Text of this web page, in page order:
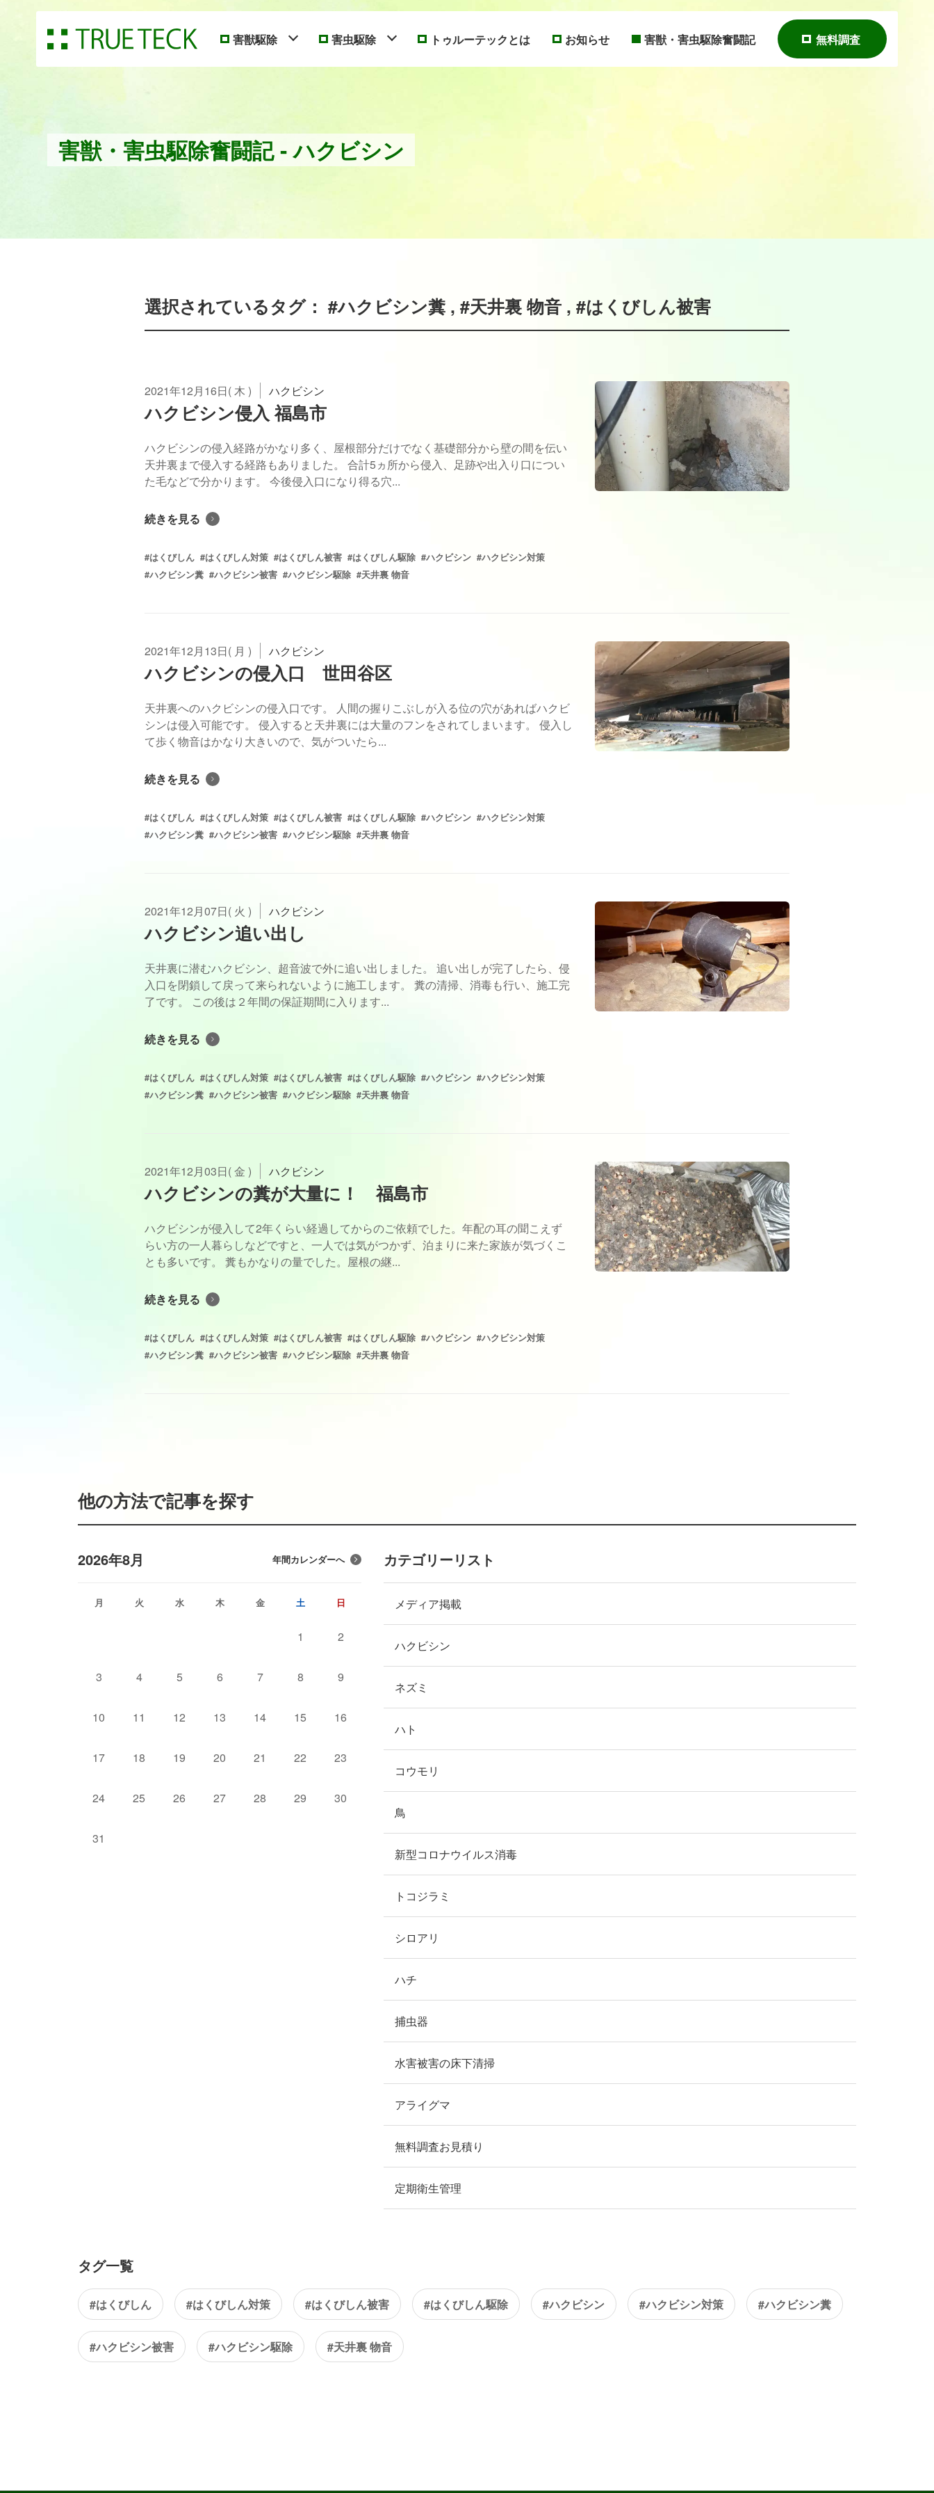
害獣駆除 害虫駆除 トゥルーテックとは お知らせ 害獣・害虫駆除奮闘記 無料調査
害獣・害虫駆除奮闘記 - ハクビシン
選択されているタグ： #ハクビシン糞 , #天井裏 物音 , #はくびしん被害
2021年12月16日( 木 ) ハクビシン
ハクビシン侵入 福島市
ハクビシンの侵入経路がかなり多く、屋根部分だけでなく基礎部分から壁の間を伝い
天井裏まで侵入する経路もありました。 合計5ヵ所から侵入、足跡や出入り口につい
た毛などで分かります。 今後侵入口になり得る穴...
続きを見る
#はくびしん #はくびしん対策 #はくびしん被害 #はくびしん駆除 #ハクビシン #ハクビシン対策
#ハクビシン糞 #ハクビシン被害 #ハクビシン駆除 #天井裏 物音
2021年12月13日( 月 ) ハクビシン
ハクビシンの侵入口 世田谷区
天井裏へのハクビシンの侵入口です。 人間の握りこぶしが入る位の穴があればハクビ
シンは侵入可能です。 侵入すると天井裏には大量のフンをされてしまいます。 侵入し
て歩く物音はかなり大きいので、気がついたら...
続きを見る
#はくびしん #はくびしん対策 #はくびしん被害 #はくびしん駆除 #ハクビシン #ハクビシン対策
#ハクビシン糞 #ハクビシン被害 #ハクビシン駆除 #天井裏 物音
2021年12月07日( 火 ) ハクビシン
ハクビシン追い出し
天井裏に潜むハクビシン、超音波で外に追い出しました。 追い出しが完了したら、侵
入口を閉鎖して戻って来られないように施工します。 糞の清掃、消毒も行い、施工完
了です。 この後は２年間の保証期間に入ります...
続きを見る
#はくびしん #はくびしん対策 #はくびしん被害 #はくびしん駆除 #ハクビシン #ハクビシン対策
#ハクビシン糞 #ハクビシン被害 #ハクビシン駆除 #天井裏 物音
2021年12月03日( 金 ) ハクビシン
ハクビシンの糞が大量に！ 福島市
ハクビシンが侵入して2年くらい経過してからのご依頼でした。年配の耳の聞こえず
らい方の一人暮らしなどですと、一人では気がつかず、泊まりに来た家族が気づくこ
とも多いです。 糞もかなりの量でした。屋根の継...
続きを見る
#はくびしん #はくびしん対策 #はくびしん被害 #はくびしん駆除 #ハクビシン #ハクビシン対策
#ハクビシン糞 #ハクビシン被害 #ハクビシン駆除 #天井裏 物音
他の方法で記事を探す
2026年8月 年間カレンダーへ
月 火 水 木 金 土 日
1 2
3 4 5 6 7 8 9
10 11 12 13 14 15 16
17 18 19 20 21 22 23
24 25 26 27 28 29 30
31
カテゴリーリスト
メディア掲載
ハクビシン
ネズミ
ハト
コウモリ
鳥
新型コロナウイルス消毒
トコジラミ
シロアリ
ハチ
捕虫器
水害被害の床下清掃
アライグマ
無料調査お見積り
定期衛生管理
タグ一覧
#はくびしん #はくびしん対策 #はくびしん被害 #はくびしん駆除 #ハクビシン #ハクビシン対策 #ハクビシン糞
#ハクビシン被害 #ハクビシン駆除 #天井裏 物音